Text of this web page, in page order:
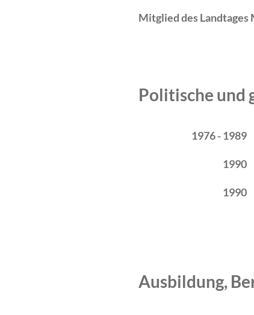
Mitglied des
Politische und
1976 - 1989
1990
1990
Ausbildung,